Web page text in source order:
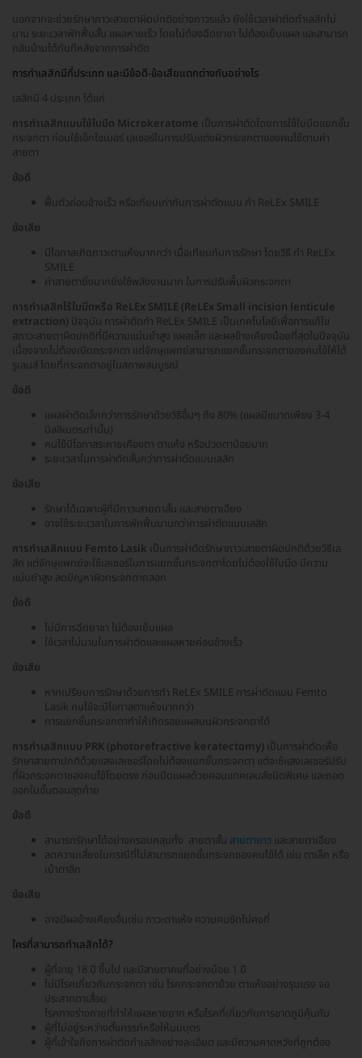
นอกจากจะช่วยรักษาภาวะสายตาผิดปกติอย่างถาวรแล้ว ยังใช้เวลาผ่าตัดทำเลสิกไม่
นาน ระยะเวลาพักฟื้นสั้น แผลหายเร็ว โดยไม่ต้องฉีดยาชา ไม่ต้องเย็บแผล และสามารถ
กลับบ้านได้ทันทีหลังจากการผ่าตัด
การทำเลสิกมีกี่ประเภท และมีข้อดี-ข้อเสียแตกต่างกันอย่างไร
เลสิกมี 4 ประเภท ได้แก่
การทำเลสิกแบบใช้ใบมีด Microkeratome เป็นการผ่าตัดโดยการใช้ใบมีดแยกชั้น
กระจกตา ก่อนใช้เอ็กไซเมอร์ เลเซอร์ในการปรับแต่งผิวกระจกตาของคนไข้ตามค่า
สายตา
ข้อดี
ฟื้นตัวค่อนข้างเร็ว หรือเทียบเท่ากับการผ่าตัดแบบ ทำ ReLEx SMILE
ข้อเสีย
มีโอกาสเกิดภาวะตาแห้งมากกว่า เมื่อเทียบกับการรักษา โดยวิธี ทำ ReLEx
SMILE
ค่าสายตายิ่งมากยิ่งใช้พลังงานมาก ในการปรับพื้นผิวกระจกตา
การทำเลสิกไร้ใบมีดหรือ ReLEx SMILE (ReLEx Small incision lenticule
extraction) ปัจจุบัน การผ่าตัดทำ ReLEx SMILE เป็นเทคโนโลยีเพื่อการแก้ไข
สภาวะสายตาผิดปกติที่มีความแม่นยำสูง แผลเล็ก และผลข้างเคียงน้อยที่สุดในปัจจุบัน
เนื่องจากไม่ต้องเปิดกระจกตา แต่จักษุแพทย์สามารถแยกชั้นกระจกตาของคนไข้ให้ได้
รูเลนส์ โดยที่กระจกตาอยู่ในสภาพสมบูรณ์
ข้อดี
แผลผ่าตัดเล็กกว่าการรักษาด้วยวิธีอื่นๆ ถึง 80% (แผลมีขนาดเพียง 3-4
มิลลิเมตรเท่านั้น)
คนไข้มีโอกาสระคายเคืองตา ตาแห้ง หรือปวดตาน้อยมาก
ระยะเวลาในการผ่าตัดสั้นกว่าการผ่าตัดแบบเลสิก
ข้อเสีย
รักษาได้เฉพาะผู้ที่มีภาวะสายตาสั้น และสายตาเอียง
อาจใช้ระยะเวลาในการพักฟื้นนานกว่าการผ่าตัดแบบเลสิก
การทำเลสิกแบบ Femto Lasik เป็นการผ่าตัดรักษาภาวะสายตาผิดปกติด้วยวิธีเล
สิก แต่จักษุแพทย์จะใช้เลเซอร์ในการแยกชั้นกระจกตาโดยไม่ต้องใช้ใบมีด มีความ
แม่นยำสูง ลดปัญหาผิวกระจกตาถลอก
ข้อดี
ไม่มีการฉีดยาชา ไม่ต้องเย็บแผล
ใช้เวลาไม่นานในการผ่าตัดและแผลหายค่อนข้างเร็ว
ข้อเสีย
หากเปรียบการรักษาด้วยการทำ ReLEx SMILE การผ่าตัดแบบ Femto
Lasik คนไข้จะมีโอกาสตาแห้งมากกว่า
การแยกชั้นกระจกตาทำให้เกิดรอยแผลบนผิวกระจกตาได้
การทำเลสิกแบบ PRK (photorefractive keratectomy) เป็นการผ่าตัดเพื่อ
รักษาสายตาปกติด้วยแสงเลเซอร์โดยไม่ต้องแยกชั้นกระจกตา แต่จะช้แสงเลเซอร์ปรับ
ที่ผิวกระจกตาของคนไข้โดยตรง ก่อนปิดแผลด้วยคอนแทคเลนส์ชนิดพิเศษ และถอด
ออกในขั้นตอนสุดท้าย
ข้อดี
สามารถรักษาได้อย่างครอบคลุมทั้ง สายตาสั้น สายตายาว และสายตาเอียง
ลดความเสี่ยงในกรณีที่ไม่สามารถแยกชั้นกระจกของคนไข้ได้ เช่น ตาเล็ก หรือ
เบ้าตาลึก
ข้อเสีย
อาจมีผลข้างเคียงอื่นเช่น ภาวะตาแห้ง ความคมชัดไม่คงที่
ใครที่สามารถทำเลสิกได้?
ผู้ที่อายุ 18 ปี ขึ้นไป และมีสายตาคงที่อย่างน้อย 1 ปี
ไม่มีโรคเกี่ยวกับกระจกตา เช่น โรคกระจกตาย้วย ตาแห้งอย่างรุนแรง จอ
ประสาทตาเสื่อม
โรคทางร่างกายที่ทำให้แผลหายยาก หรือโรคที่เกี่ยวกับการขาดภูมิคุ้มกัน
ผู้ที่ไม่อยู่ระหว่างตั้งครรภ์หรือให้นมบุตร
ผู้ที่เข้าใจถึงการผ่าตัดทำเลสิกอย่างละเอียด และมีความคาดหวังที่ถูกต้อง